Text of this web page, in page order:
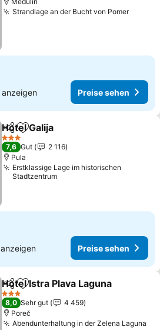
Strandlage an der Bucht von PomerPreise
anzeigen Preise sehen
TeilenZu Favoriten hinzufügen
Hotel Galija
3 Sterne
7,6 Gut
2 116
Pula
Erstklassige Lage im historischen
Stadtzentrum
anzeigen Preise sehen
TeilenZu Favoriten hinzufügen
Hotel Istra Plava Laguna
3 Sterne
8,0 Sehr gut
4 459
Poreč
Abendunterhaltung in der Zelena Laguna